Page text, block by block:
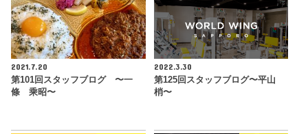
2021.7.20
第101回スタッフブログ 〜一
條 乘昭〜
2022.3.30
第125回スタッフブログ〜平山
梢〜